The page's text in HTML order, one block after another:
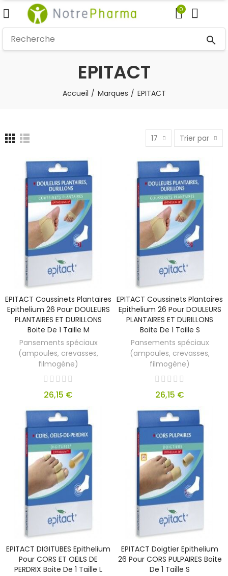
0
search
EPITACT
Accueil Marques EPITACT
17 Trier par
EPITACT Coussinets Plantaires
Epithelium 26 Pour DOULEURS
PLANTAIRES ET DURILLONS
Boite De 1 Taille M
Pansements spéciaux
(ampoules, crevasses,
filmogène)
26,15 €
EPITACT Coussinets Plantaires
Epithelium 26 Pour DOULEURS
PLANTAIRES ET DURILLONS
Boite De 1 Taille S
Pansements spéciaux
(ampoules, crevasses,
filmogène)
26,15 €
EPITACT DIGITUBES Epithelium
Pour CORS ET OEILS DE
PERDRIX Boite De 1 Taille L
EPITACT Doigtier Epithelium
26 Pour CORS PULPAIRES Boite
De 1 Taille S